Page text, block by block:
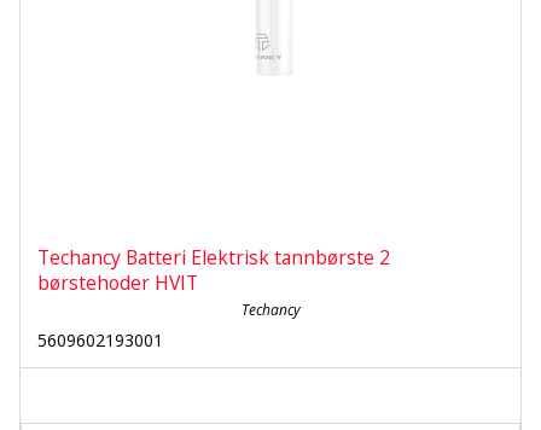
Techancy Batteri Elektrisk tannbørste 2
børstehoder HVIT
Techancy
5609602193001